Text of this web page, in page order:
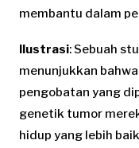
membantu dalam
Ilustrasi: Sebuah
menunjukkan
pengobatan yang
genetik tumor
hidup yang lebih